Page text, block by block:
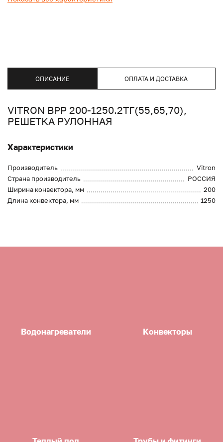
ОПИСАНИЕ ОПЛАТА И ДОСТАВКА
VITRON ВРР 200-1250.2ТГ(55,65,70),
РЕШЕТКА РУЛОННАЯ
Характеристики
Производитель
Vitron
Страна производитель
РОССИЯ
Ширина конвектора, мм
200
Длина конвектора, мм
1250
Водонагреватели Конвекторы